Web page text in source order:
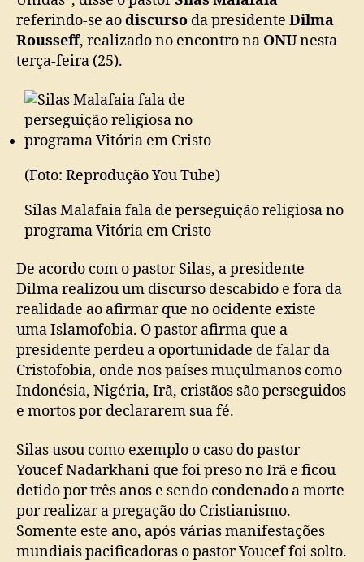
Dilma
Rousseff
no
referindo-se aodiscurso da presidente Dilma
Rousseff, realizado no encontro na ONUnesta
terça-feira (25).
(Foto: Reprodução You Tube)
Silas Malafaia fala de perseguição religiosa no
programa Vitória em Cristo
De acordo com o pastor Silas, a presidente
Dilma realizou um discurso descabido e fora da
realidade ao afirmar que no ocidente existe
uma Islamofobia. O pastor afirma que a
presidente perdeu a oportunidade de falar da
Cristofobia, onde nos países muçulmanos como
Indonésia, Nigéria, Irã, cristãos são perseguidos
e mortos por declararem sua fé.
Silas usou como exemplo o caso do pastor
Youcef Nadarkhani que foi preso no Irã e ficou
detido por três anos e sendo condenado a morte
por realizar a pregação do Cristianismo.
Somente este ano, após várias manifestações
mundiais pacificadoras o pastor Youcef foi solto.